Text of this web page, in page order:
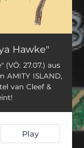
Hawke"
(VÖ: 27.07.) aus
AMITY ISLAND,
van Cleef &
Play